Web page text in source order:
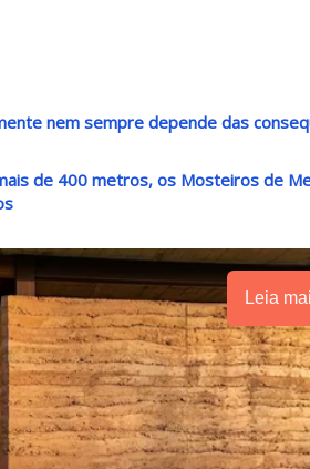
nem sempre depende das
de 400 metros, os Mosteiros de
Leia